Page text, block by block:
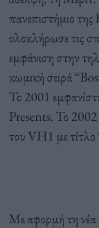
πανεπιστήμιο της
ολοκλήρωσε τις
εμφάνιση στην
κωμική σειρά
Το 2001
Presents. Το 2002
του VH1 με
Με αφορμή τη